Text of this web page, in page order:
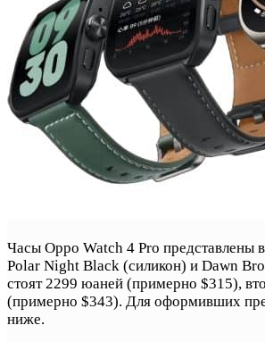
Часы Oppo Watch 4 Pro представлены
Polar Night Black (силикон) и Dawn
стоят 2299 юаней (примерно $315),
(примерно $343). Для оформивших
ниже.